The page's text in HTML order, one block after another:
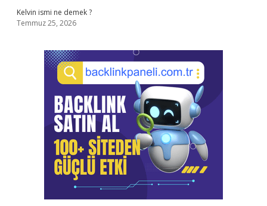
Kelvin ismi ne demek ?
Temmuz 25, 2026